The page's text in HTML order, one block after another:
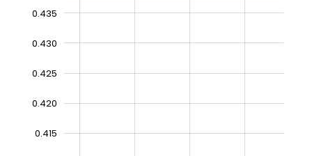
0.440
0.415
0.420
0.425
0.430
0.435